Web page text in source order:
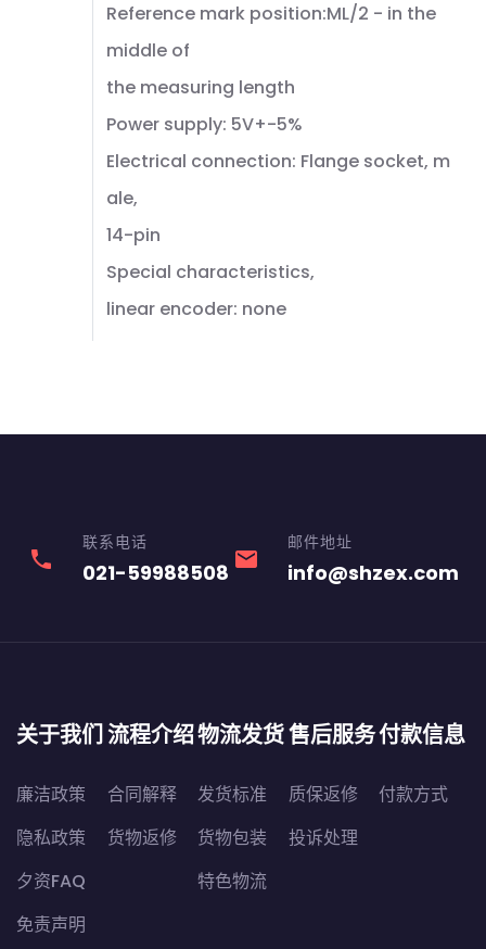
Reference mark position:ML/2 - in the
middle of
the measuring length
Power supply: 5V+-5%
Electrical connection: Flange socket, m
ale,
14-pin
Special characteristics,
linear encoder: none
phone
联系电话
021-59988508 email
邮件地址
info@shzex.com
关于我们
廉洁政策
隐私政策
夕资FAQ
免责声明
流程介绍
合同解释
货物返修
物流发货
发货标准
货物包装
特色物流
售后服务
质保返修
投诉处理
付款信息
付款方式